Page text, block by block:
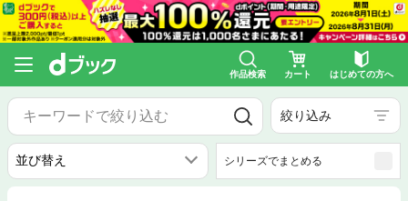
作品検索 カート はじめての方へ
絞り込み
シリーズでまとめる